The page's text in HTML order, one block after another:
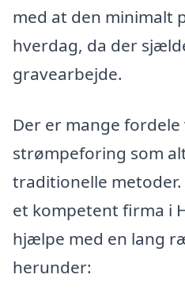
med at den minimalt
hverdag, da der
gravearbejde.
Der er mange
strømpeforing som
traditionelle
et kompetent firma i
hjælpe med en lang
herunder: